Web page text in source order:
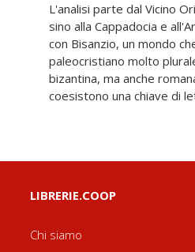
L'analisi parte dal Vicino
sino alla Cappadocia e
con Bisanzio, un mondo
paleocristiano molto
bizantina, ma anche
coesistono una chiave di
capaci di inquadrare
nei primi secoli. Storia
antropologico e artistico che
culture che si affacciano sul
LIBRERIE.COOP
Chi siamo